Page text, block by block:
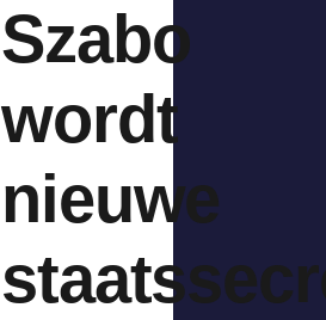
Szabo
wordt
nieuwe